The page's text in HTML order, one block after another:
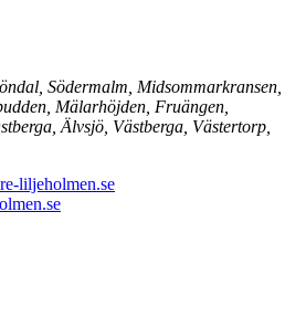
Södermalm, Midsommarkransen,
Mälarhöjden, Fruängen,
Älvsjö, Västberga, Västertorp,
liljeholmen.se